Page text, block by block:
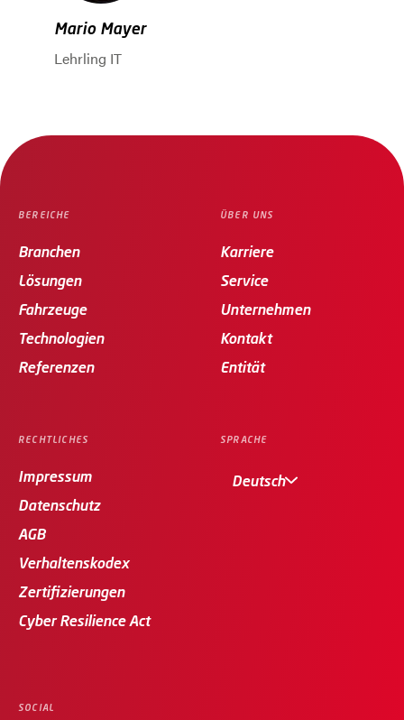
Mario Mayer
Lehrling IT
SPRACHE
Deutsch
BEREICHE
Branchen
Lösungen
Fahrzeuge
Technologien
Referenzen
ÜBER UNS
Karriere
Service
Unternehmen
Kontakt
Entität
RECHTLICHES
Impressum
Datenschutz
AGB
Verhaltenskodex
Zertifizierungen
Cyber Resilience Act
SOCIAL